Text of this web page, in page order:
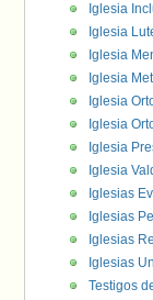
Iglesia
Iglesia
Iglesia
Iglesia
Iglesia
Iglesia
Iglesia
Iglesia
Iglesias
Iglesias
Iglesias
Iglesias
Testigos